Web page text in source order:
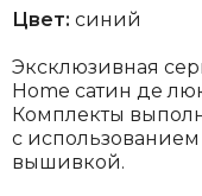
Цвет: синий
Эксклюзивная
Home сатин де
Комплекты
с
вышивкой.